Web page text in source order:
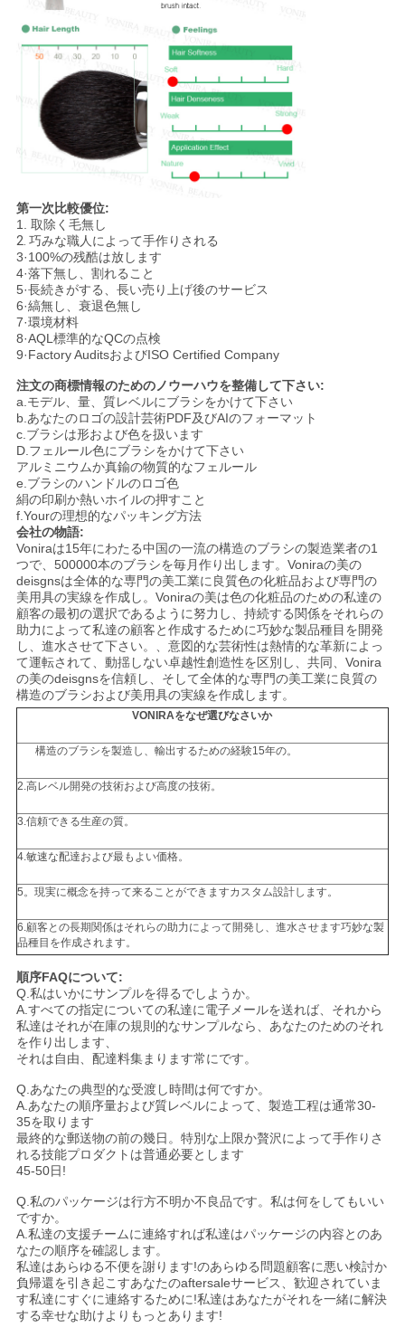
第一次比較優位:
1. 取除く毛無し
2. 巧みな職人によって手作りされる
3·100%の残酷は放します
4·落下無し、割れること
5·長続きがする、長い売り上げ後のサービス
6·縞無し、衰退色無し
7·環境材料
8·AQL標準的なQCの点検
9·Factory AuditsおよびISO Certified Company
注文の商標情報のためのノウーハウを整備して下さい:
a.モデル、量、質レベルにブラシをかけて下さい
b.あなたのロゴの設計芸術PDF及びAIのフォーマット
c.ブラシは形および色を扱います
D.フェルール色にブラシをかけて下さい
アルミニウムか真鍮の物質的なフェルール
e.ブラシのハンドルのロゴ色
絹の印刷か熱いホイルの押すこと
f.Yourの理想的なパッキング方法
会社の物語:
Voniraは15年にわたる中国の一流の構造のブラシの製造業者の1
つで、500000本のブラシを毎月作り出します。Voniraの美の
deisgnsは全体的な専門の美工業に良質色の化粧品および専門の
美用具の実線を作成し。Voniraの美は色の化粧品のための私達の
顧客の最初の選択であるように努力し、持続する関係をそれらの
助力によって私達の顧客と作成するために巧妙な製品種目を開発
し、進水させて下さい。、意図的な芸術性は熱情的な革新によっ
て運転されて、動揺しない卓越性創造性を区別し、共同、Vonira
の美のdeisgnsを信頼し、そして全体的な専門の美工業に良質の
構造のブラシおよび美用具の実線を作成します。
VONIRAをなぜ選びなさいか
構造のブラシを製造し、輸出するための経験15年の。
2.高レベル開発の技術および高度の技術。
3.信頼できる生産の質。
4.敏速な配達および最もよい価格。
5。現実に概念を持って来ることができますカスタム設計します。
6.顧客との長期関係はそれらの助力によって開発し、進水させます巧妙な製
品種目を作成されます。
順序FAQについて:
Q.私はいかにサンプルを得るでしようか。
A.すべての指定についての私達に電子メールを送れば、それから
私達はそれが在庫の規則的なサンプルなら、あなたのためのそれ
を作り出します、
それは自由、配達料集まります常にです。
Q.あなたの典型的な受渡し時間は何ですか。
A.あなたの順序量および質レベルによって、製造工程は通常30-
35を取ります
最終的な郵送物の前の幾日。特別な上限か贅沢によって手作りさ
れる技能プロダクトは普通必要とします
45-50日!
Q.私のパッケージは行方不明か不良品です。私は何をしてもいい
ですか。
A.私達の支援チームに連絡すれば私達はパッケージの内容とのあ
なたの順序を確認します。
私達はあらゆる不便を謝ります!のあらゆる問題顧客に悪い検討か
負帰還を引き起こすあなたのaftersaleサービス、歓迎されていま
す私達にすぐに連絡するために!私達はあなたがそれを一緒に解決
する幸せな助けよりもっとあります!